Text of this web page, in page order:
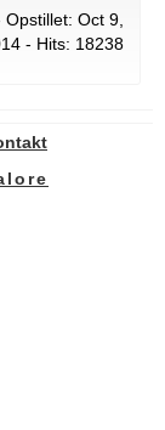
Opstillet: Oct 9,
- Hits: 18238